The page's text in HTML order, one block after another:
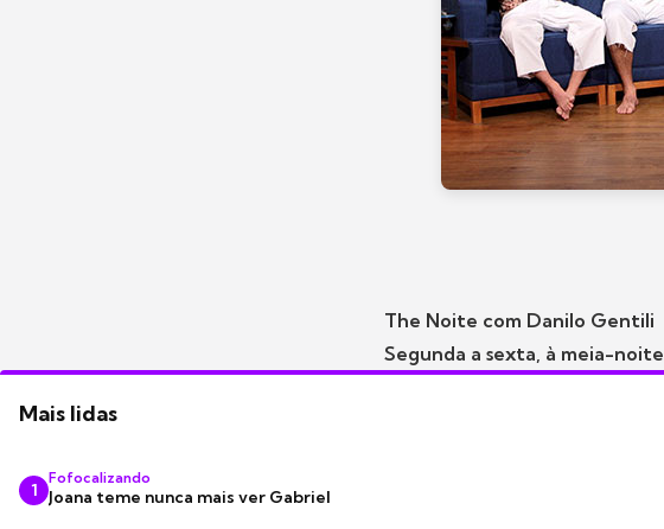
The Noite com Danilo Gentili
Segunda a sexta, à meia-noite
Mais lidas
1
Fofocalizando
Joana teme nunca mais ver Gabriel